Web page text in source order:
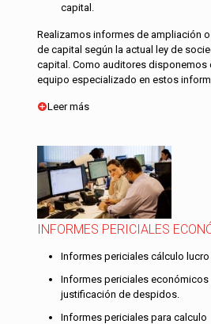
capital.
Realizamos informes de ampliación
de capital según la actual ley de
capital. Como auditores disponemos
equipo especializado en estos
Leer más
INFORMES PERICIALES
Informes periciales cálculo lucro
Informes periciales económicos
justificación de despidos.
Informes periciales para calculo